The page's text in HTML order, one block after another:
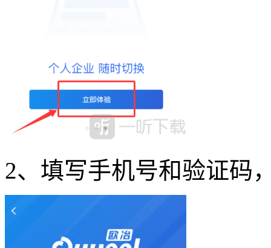
2、填写手机号和验证码